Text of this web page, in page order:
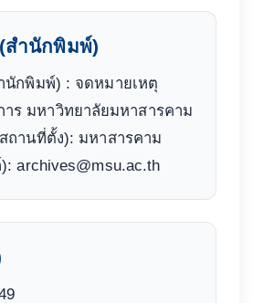
สำนักพิมพ์)
นักพิมพ์) : จดหมายเหตุ
าร มหาวิทยาลัยมหาสารคาม
สถานที่ตั้ง): มหาสารคาม
archives@msu.ac.th